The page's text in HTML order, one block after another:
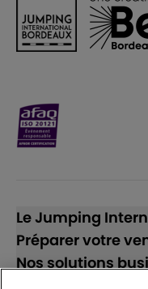
Le Jumping
Préparer votre
Nos solutions